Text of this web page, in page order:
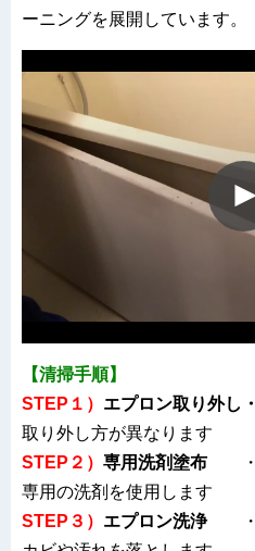
ーニングを展開しています。
【清掃手順】
STEP１） エプロン取り外し・
取り外し方が異なります
STEP２） 専用洗剤塗布
専用の洗剤を使用します
STEP３） エプロン洗浄